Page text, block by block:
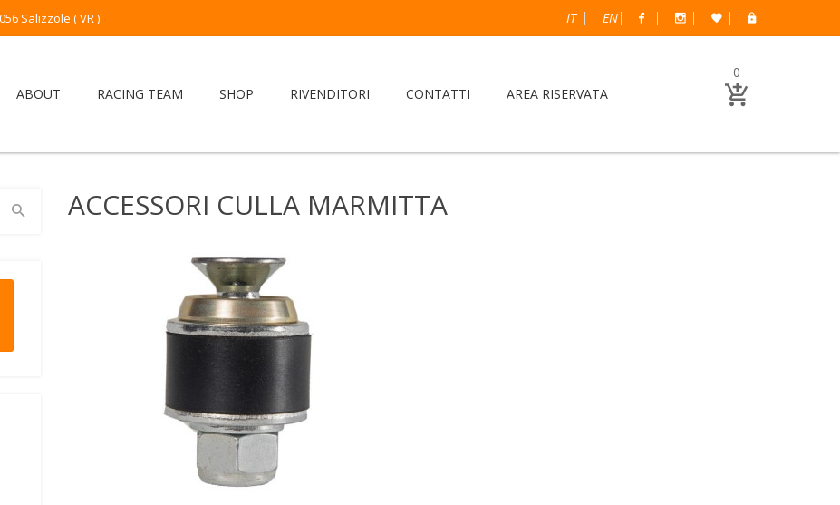
Salizzole ( VR ) IT EN
ABOUT RACING TEAM SHOP RIVENDITORI CONTATTI AREA RISERVATA
0
ACCESSORI CULLA MARMITTA